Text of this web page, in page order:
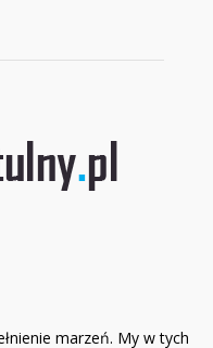
marzeń. My w tych